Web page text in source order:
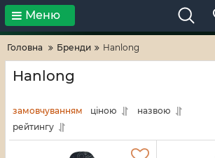
Тільки високі технології!
Меню
Головна Бренди Hanlong
Hanlong
замовчуванням ціною
назвою
рейтингу